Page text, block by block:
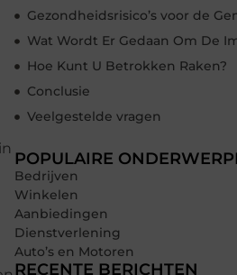
Gezondheidsrisico’s voor de
Hoe Kunt U Betrokken Raken?
Conclusie
Veelgestelde vragen
POPULAIRE
Bedrijven
Winkelen
Aanbiedingen
Dienstverlening
Auto’s en Motoren
RECENTE BERICHTEN